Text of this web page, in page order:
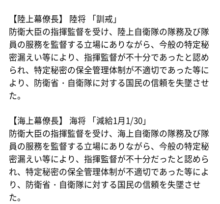
【陸上幕僚長】 陸将 「訓戒」
防衛大臣の指揮監督を受け、陸上自衛隊の隊務及び隊
員の服務を監督する立場にありながら、今般の特定秘
密漏えい等により、指揮監督が不十分であったと認め
られ、特定秘密の保全管理体制が不適切であった等に
より、防衛省・自衛隊に対する国民の信頼を失墜させ
た。
【海上幕僚長】 海将 「減給1月1/30」
防衛大臣の指揮監督を受け、海上自衛隊の隊務及び隊
員の服務を監督する立場にありながら、今般の特定秘
密漏えい等により、指揮監督が不十分だったと認めら
れ、特定秘密の保全管理体制が不適切であった等によ
り、防衛省・自衛隊に対する国民の信頼を失墜させ
た。